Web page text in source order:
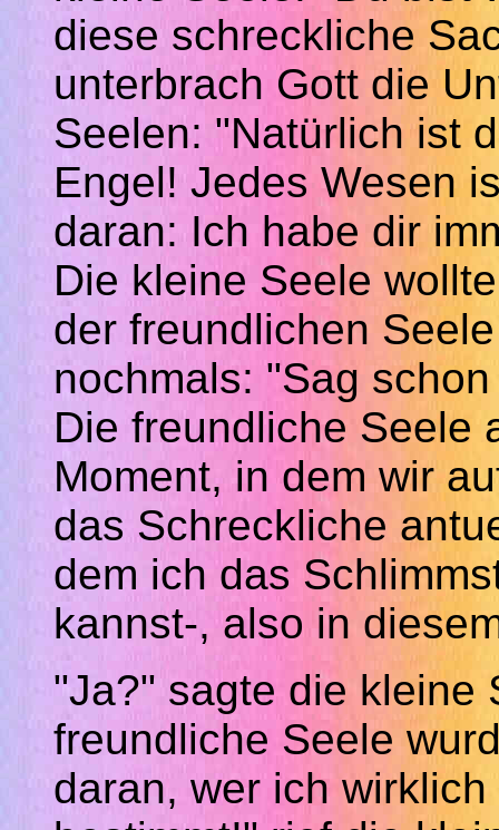
diese schreckliche
unterbrach Gott die
Seelen: "Natürlich ist
Engel! Jedes Wesen
daran: Ich habe dir
Die kleine Seele
der freundlichen
nochmals: "Sag
Die freundliche Seele
Moment, in dem wir
das Schreckliche
dem ich das
kannst-, also in
"Ja?" sagte die kleine
freundliche Seele
daran, wer ich